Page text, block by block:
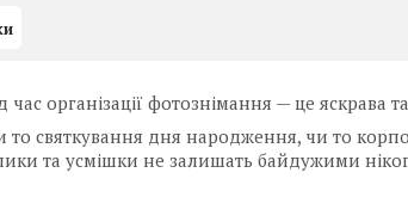
час організації фотознімання — це яскрава
то святкування дня народження, чи то
та усмішки не залишать байдужими